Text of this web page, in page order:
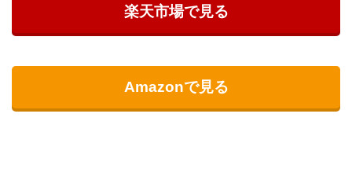
楽天市場で見る
Amazonで見る